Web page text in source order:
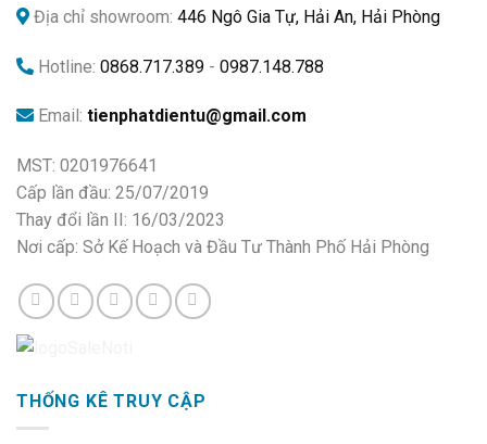
Địa chỉ showroom: 446 Ngô Gia Tự, Hải An, Hải Phòng
Hotline: 0868.717.389 - 0987.148.788
Email: tienphatdientu@gmail.com
MST: 0201976641
Cấp lần đầu: 25/07/2019
Thay đổi lần II: 16/03/2023
Nơi cấp: Sở Kế Hoạch và Đầu Tư Thành Phố Hải Phòng
THỐNG KÊ TRUY CẬP